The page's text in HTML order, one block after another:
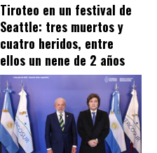
Tiroteo en un festival de
Seattle: tres muertos y
cuatro heridos, entre
ellos un nene de 2 años